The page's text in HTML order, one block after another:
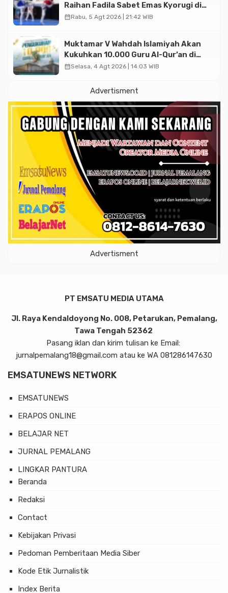
Raihan Fadila Sabet Emas Kyorugi di
Asian Taekwondo Indonesia Open
calendar_monthRabu, 5 Agt 2026 | 21:42 WIB
Muktamar V Wahdah Islamiyah Akan
Kukuhkan 10.000 Guru Al-Qur’an di
Masjid Istiqlal
calendar_monthSelasa, 4 Agt 2026 | 14:03 WIB
Advertisment
Advertisment
PT EMSATU MEDIA UTAMA
Jl. Raya Kendaldoyong No. 008, Petarukan, Pemalang,
Tawa Tengah 52362
Pasang iklan dan kirim tulisan ke Email:
jurnalpemalang18@gmail.com atau ke WA 081286147630
EMSATUNEWS NETWORK
EMSATUNEWS
ERAPOS ONLINE
BELAJAR NET
JURNAL PEMALANG
LINGKAR PANTURA
Beranda
Redaksi
Contact
Kebijakan Privasi
Pedoman Pemberitaan Media Siber
Kode Etik Jurnalistik
Index Berita